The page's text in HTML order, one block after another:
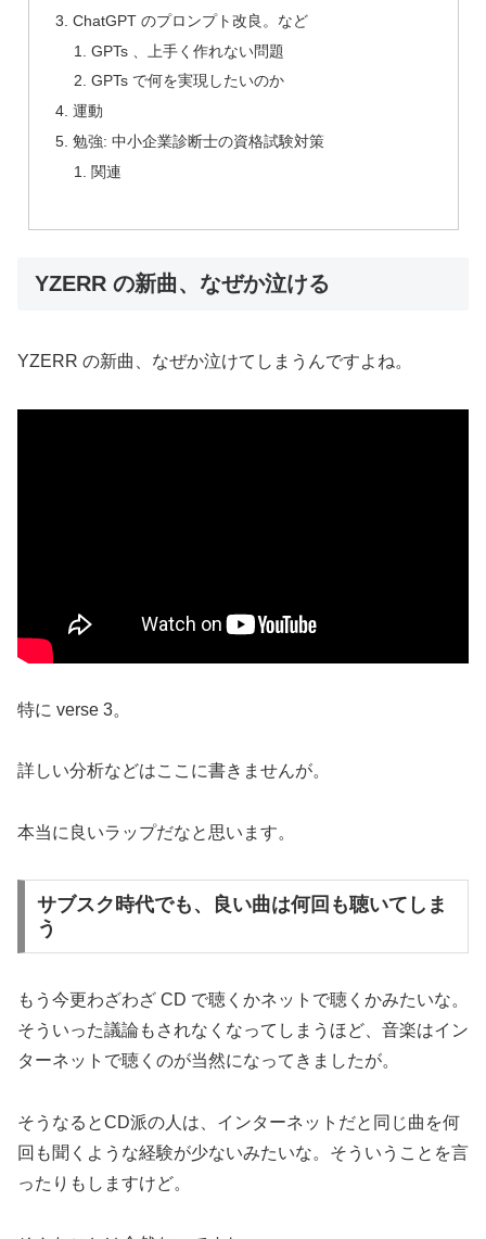
ChatGPT のプロンプト改良。など
GPTs 、上手く作れない問題
GPTs で何を実現したいのか
運動
勉強: 中小企業診断士の資格試験対策
関連
YZERR の新曲、なぜか泣ける
YZERR の新曲、なぜか泣けてしまうんですよね。
特に verse 3。
詳しい分析などはここに書きませんが。
本当に良いラップだなと思います。
サブスク時代でも、良い曲は何回も聴いてしま
う
もう今更わざわざ CD で聴くかネットで聴くかみたいな。
そういった議論もされなくなってしまうほど、音楽はイン
ターネットで聴くのが当然になってきましたが。
そうなるとCD派の人は、インターネットだと同じ曲を何
回も聞くような経験が少ないみたいな。そういうことを言
ったりもしますけど。